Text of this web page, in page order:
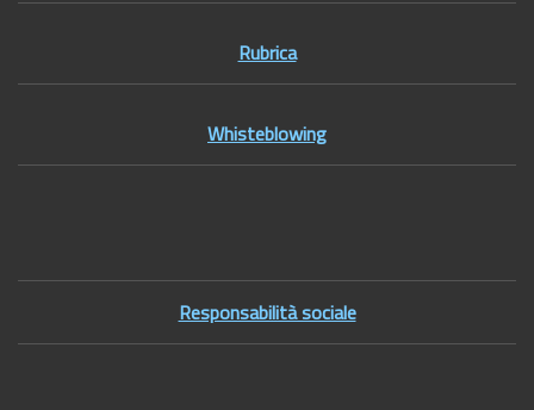
Rubrica
Whisteblowing
Responsabilità sociale